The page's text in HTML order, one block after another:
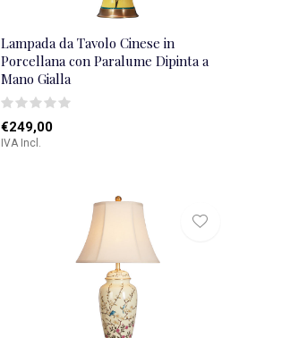
Lampada da Tavolo Cinese in
Porcellana con Paralume Dipinta a
Mano Gialla
€249,00
IVA Incl.